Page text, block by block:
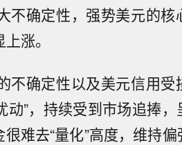
不确定性，强势美元的核
涨。
不确定性以及美元信用受
动”，持续受到市场追捧
难去“量化”高度，维持